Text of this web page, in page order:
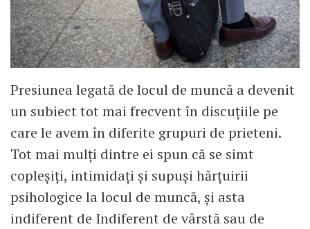
Presiunea legată de locul de muncă a devenit
un subiect tot mai frecvent în discuțiile pe
care le avem în diferite grupuri de prieteni.
Tot mai mulți dintre ei spun că se simt
copleșiți, intimidați și supuși hărțuirii
psihologice la locul de muncă, și asta
indiferent de Indiferent de vârstă sau de